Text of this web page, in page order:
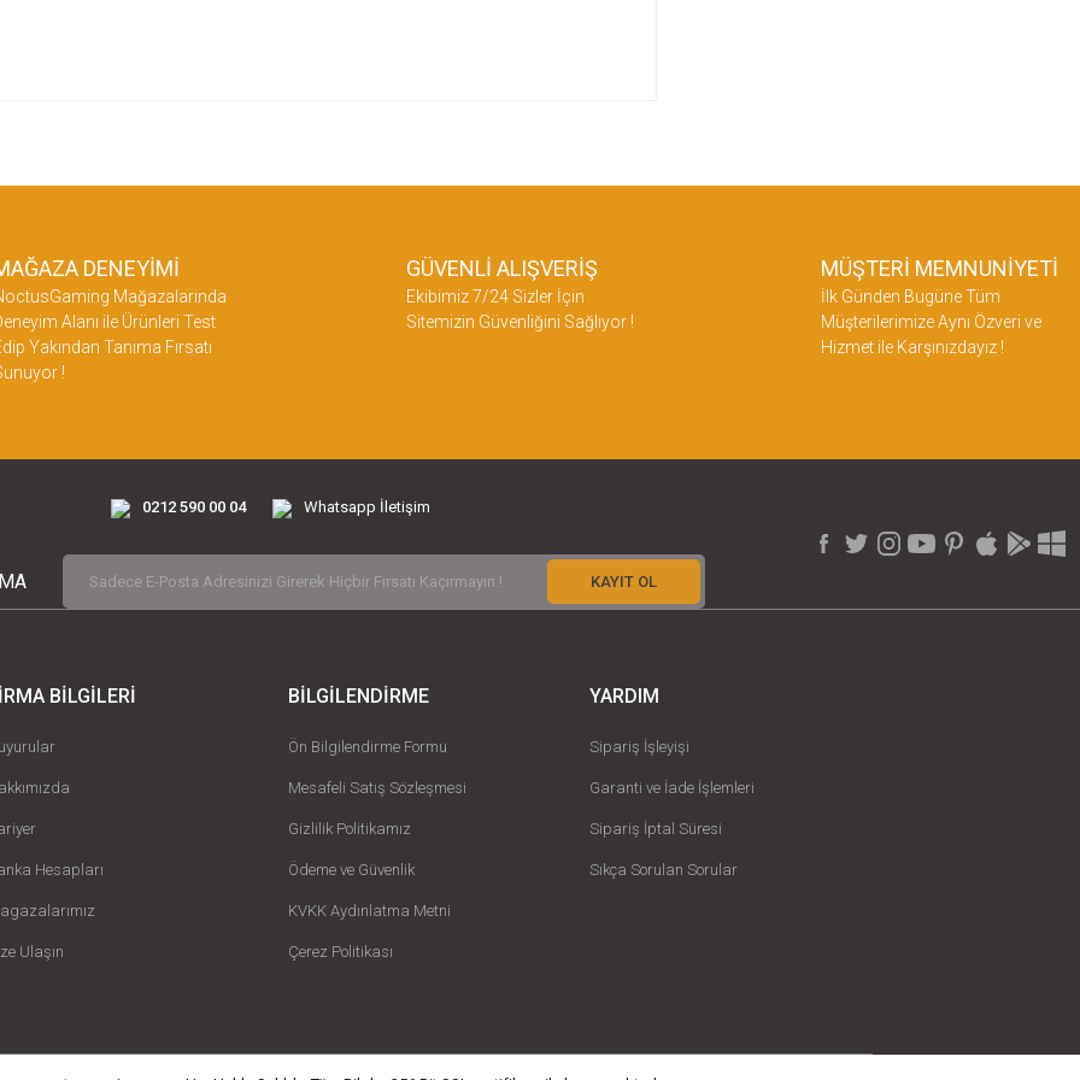
DENEYİMİ
Mağazalarında
Alanı ile Ürünleri Test
Yakından Tanıma Fırsatı
!
GÜVENLİ ALIŞVERİŞ
Ekibimiz 7/24 Sizler İçin
Sitemizin Güvenliğini Sağlıyor !
MÜŞTERİ MEMNUNİYETİ
İlk Günden Bugüne Tüm
Müşterilerimize Aynı Özveri ve
Hizmet ile Karşınızdayız !
0212 590 00 04 Whatsapp İletişim
KAYIT OL
BİLGİLERİ
Hesapları
Ulaşın
BİLGİLENDİRME
Ön Bilgilendirme Formu
Mesafeli Satış Sözleşmesi
Gizlilik Politikamız
Ödeme ve Güvenlik
KVKK Aydınlatma Metni
Çerez Politikası
YARDIM
Sipariş İşleyişi
Garanti ve İade İşlemleri
Sipariş İptal Süresi
Sıkça Sorulan Sorular